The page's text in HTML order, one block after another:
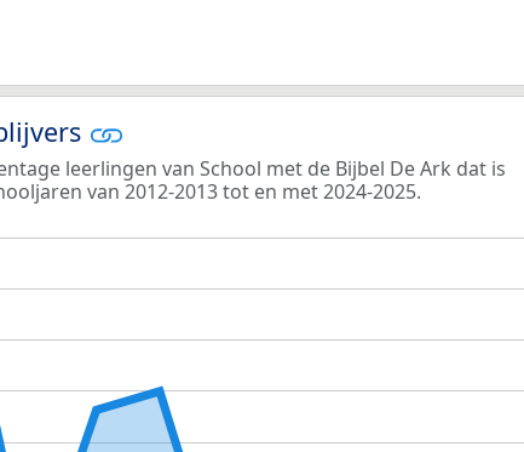
leerlingen van School met de Bijbel De Ark dat is
van 2012-2013 tot en met 2024-2025.